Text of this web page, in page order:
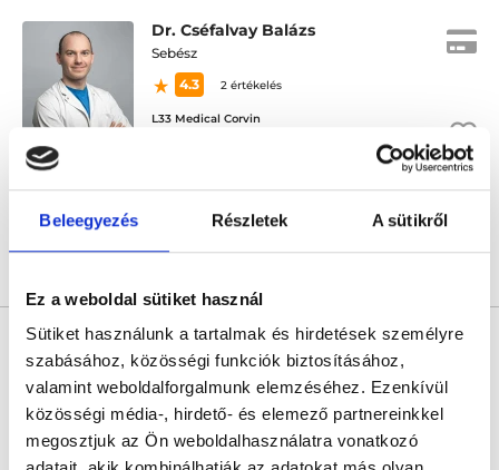
Beleegyezés Részletek A sütikről
Ez a weboldal sütiket használ
Sütiket használunk a tartalmak és hirdetések személyre
szabásához, közösségi funkciók biztosításához,
valamint weboldalforgalmunk elemzéséhez. Ezenkívül
közösségi média-, hirdető- és elemező partnereinkkel
megosztjuk az Ön weboldalhasználatra vonatkozó
Dr. Cséfalvay Balázs
Sebész
4.3
2 értékelés
L33 Medical Corvin
Következő időpont:szeptember 02.
* Szakorvos jelölt (rezidens): általános orvosi oklevéllel rendelkező
orvos, aki jogszabályok szerinti szakorvosi szakképesítés
megszerzésére irányuló képzésben vesz részt. Ezen orvosok által
önállóan nem végezhető szakmai tevékenységért teljes
felelősséggel tartozik és azt közvetlenül felügyeli az egészségügyi
szolgáltató szakorvosa az első részvizsgáig, utána pedig a
szakorvosjelölt önállóan láthat el feladatokat. A foglaljorvost.hu
felelősségét kizárja esetleges névazonosságért bármely szakorvos